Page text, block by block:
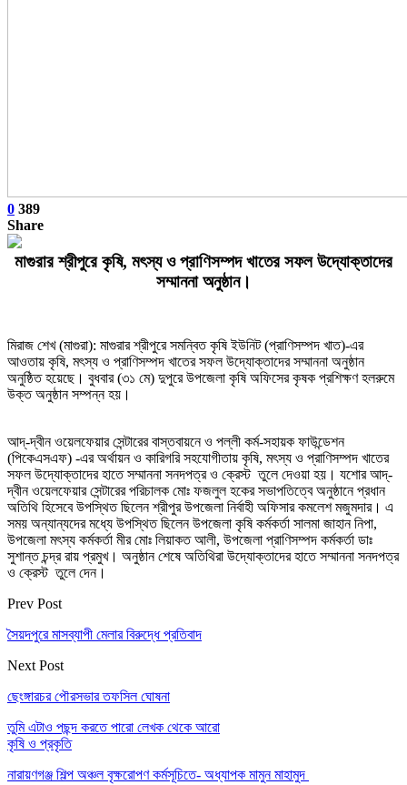
0 389
Share
মাগুরার শ্রীপুরে কৃষি, মৎস্য ও প্রাণিসম্পদ খাতের সফল উদ্যোক্তাদের
সম্মাননা অনুষ্ঠান।
মিরাজ শেখ (মাগুরা): মাগুরার শ্রীপুরে সমন্বিত কৃষি ইউনিট (প্রাণিসম্পদ খাত)-এর
আওতায় কৃষি, মৎস্য ও প্রাণিসম্পদ খাতের সফল উদ্যোক্তাদের সম্মাননা অনুষ্ঠান
অনুষ্ঠিত হয়েছে। বুধবার (৩১ মে) দুপুরে উপজেলা কৃষি অফিসের কৃষক প্রশিক্ষণ হলরুমে
উক্ত অনুষ্ঠান সম্পন্ন হয়।
আদ্-দ্বীন ওয়েলফেয়ার সেন্টারের বাস্তবায়নে ও পল্লী কর্ম-সহায়ক ফাউন্ডেশন
(পিকেএসএফ) -এর অর্থায়ন ও কারিগরি সহযোগীতায় কৃষি, মৎস্য ও প্রাণিসম্পদ খাতের
সফল উদ্যোক্তাদের হাতে সম্মাননা সনদপত্র ও ক্রেস্ট তুলে দেওয়া হয়। যশোর আদ্-
দ্বীন ওয়েলফেয়ার সেন্টারের পরিচালক মোঃ ফজলুল হকের সভাপতিত্বে অনুষ্ঠানে প্রধান
অতিথি হিসেবে উপস্থিত ছিলেন শ্রীপুর উপজেলা নির্বাহী অফিসার কমলেশ মজুমদার। এ
সময় অন্যান্যদের মধ্যে উপস্থিত ছিলেন উপজেলা কৃষি কর্মকর্তা সালমা জাহান নিপা,
উপজেলা মৎস্য কর্মকর্তা মীর মোঃ লিয়াকত আলী, উপজেলা প্রাণিসম্পদ কর্মকর্তা ডাঃ
সুশান্ত চন্দ্র রায় প্রমুখ। অনুষ্ঠান শেষে অতিথিরা উদ্যোক্তাদের হাতে সম্মাননা সনদপত্র
ও ক্রেস্ট তুলে দেন।
Prev Post
সৈয়দপুরে মাসব্যাপী মেলার বিরুদ্ধে প্রতিবাদ
Next Post
ছেংঙ্গারচর পৌরসভার তফসিল ঘোষনা
তুমি এটাও পছন্দ করতে পারো লেখক থেকে আরো
কৃষি ও প্রকৃতি
নারায়ণগঞ্জ শিল্প অঞ্চল বৃক্ষরোপণ কর্মসূচিতে- অধ্যাপক মামুন মাহামুদ